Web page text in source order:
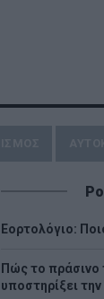
Εορτολόγιο:
Πώς το πράσινο
υποστηρίξει